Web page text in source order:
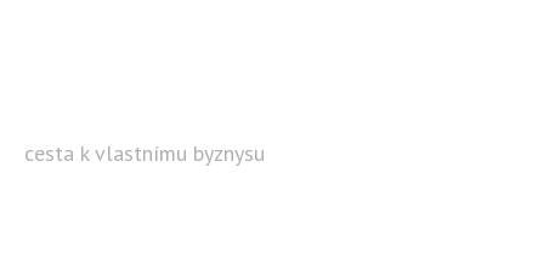
cesta k vlastnímu byznysu